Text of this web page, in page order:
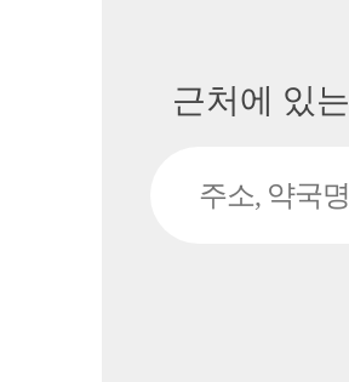
근처에 있는